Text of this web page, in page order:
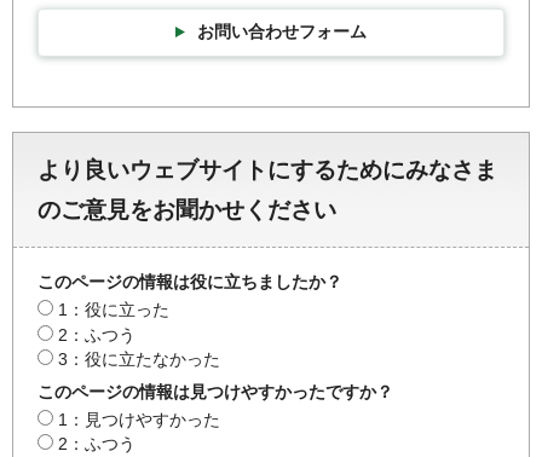
お問い合わせフォーム
より良いウェブサイトにするためにみなさま
のご意見をお聞かせください
このページの情報は役に立ちましたか？
1：役に立った
2：ふつう
3：役に立たなかった
このページの情報は見つけやすかったですか？
1：見つけやすかった
2：ふつう